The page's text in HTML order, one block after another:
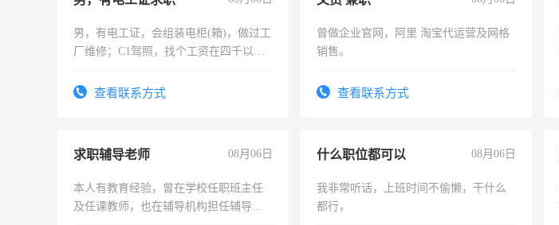
男，有电工证，会组装电柜(箱)，做过工
厂维修；C1驾照，找个工资在四千以
电话查看联系方式
曾做企业官网，阿里 淘宝代运营及网格
销售。
查看联系方式
求职辅导老师 08月06日
本人有教育经验，曾在学校任职班主任
及任课教师，也在辅导机构担任辅导教
什么职位都可以 08月06日
我非常听话，上班时间不偷懒，干什么
都行，